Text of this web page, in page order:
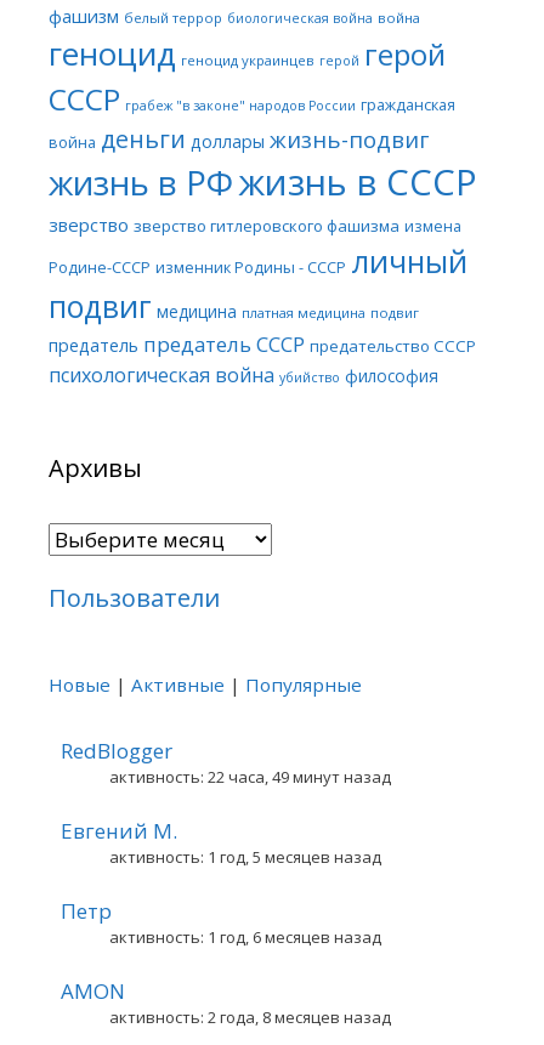
фашизм белый террор биологическая война война
геноцид геноцид украинцев герой герой
СССР грабеж "в законе" народов России гражданская
война деньги доллары жизнь-подвиг
жизнь в РФжизнь в СССР
зверство зверство гитлеровского фашизма измена
Родине-СССР изменник Родины - СССР личный
подвиг медицина платная медицина подвиг
предатель предатель СССР предательство СССР
психологическая война убийство философия
Архивы
Архивы
Пользователи
Новые | Активные | Популярные
RedBlogger
активность: 22 часа, 49 минут назад
Евгений М.
активность: 1 год, 5 месяцев назад
Петр
активность: 1 год, 6 месяцев назад
AMON
активность: 2 года, 8 месяцев назад